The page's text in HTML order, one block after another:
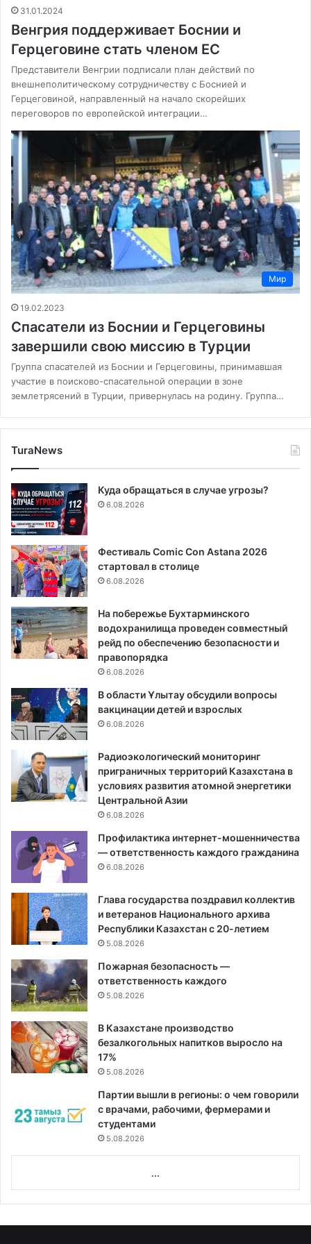
31.01.2024
Венгрия поддерживает Боснии и
Герцеговине стать членом ЕС
Представители Венгрии подписали план действий по
внешнеполитическому сотрудничеству с Боснией и
Герцеговиной, направленный на начало скорейших
переговоров по европейской интеграции…
Мир
19.02.2023
Спасатели из Боснии и Герцеговины
завершили свою миссию в Турции
Группа спасателей из Боснии и Герцеговины, принимавшая
участие в поисково-спасательной операции в зоне
землетрясений в Турции, привернулась на родину. Группа…
TuraNews
Куда обращаться в случае угрозы?
6.08.2026
Фестиваль Comic Con Astana 2026
стартовал в столице
6.08.2026
На побережье Бухтарминского
водохранилища проведен совместный
рейд по обеспечению безопасности и
правопорядка
6.08.2026
В области Ұлытау обсудили вопросы
вакцинации детей и взрослых
6.08.2026
Радиоэкологический мониторинг
приграничных территорий Казахстана в
условиях развития атомной энергетики
Центральной Азии
6.08.2026
Профилактика интернет-мошенничества
— ответственность каждого гражданина
6.08.2026
Глава государства поздравил коллектив
и ветеранов Национального архива
Республики Казахстан с 20-летием
5.08.2026
Пожарная безопасность —
ответственность каждого
5.08.2026
В Казахстане производство
безалкогольных напитков выросло на
17%
5.08.2026
Партии вышли в регионы: о чем говорили
с врачами, рабочими, фермерами и
студентами
5.08.2026
...